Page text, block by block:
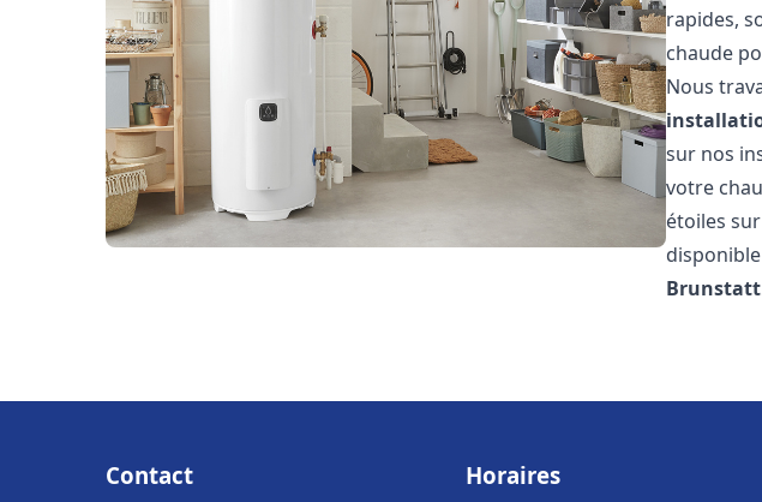
rapides,
chaude
Nous
sur nos
votre
étoiles
Brunstatt
Contact Horaires